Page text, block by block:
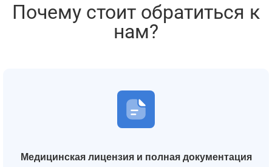
Почему стоит обратиться к
нам?
Медицинская лицензия и полная документация